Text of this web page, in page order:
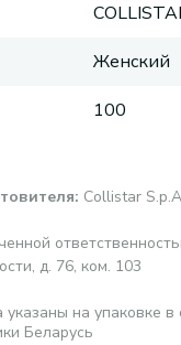
Женский
100
: Collistar
д. 76, ком. 103
на упаковке
Беларусь